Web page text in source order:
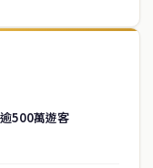
500萬遊客
文新聞媒體，致力於